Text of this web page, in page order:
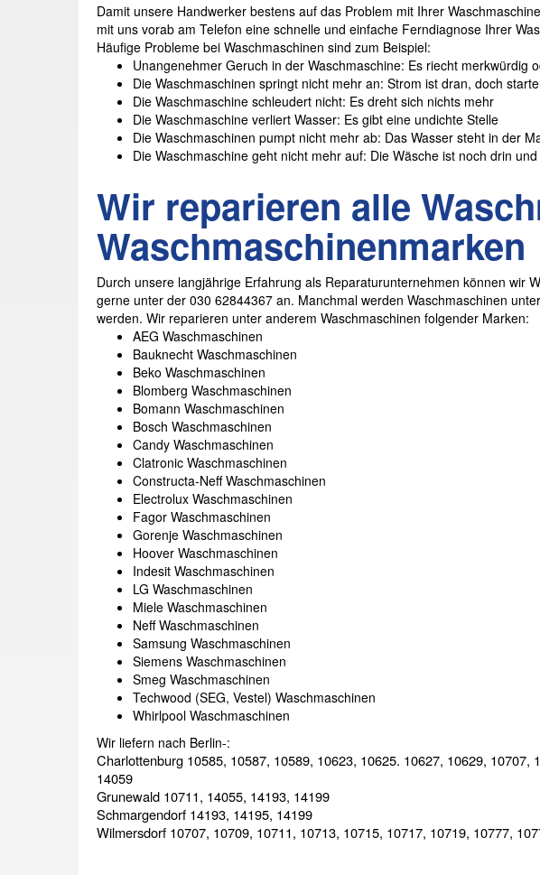
Damit unsere Handwerker bestens auf das Problem mit Ihrer
mit uns vorab am Telefon eine schnelle und einfache Ferndiagnose Ihrer
Häufige Probleme bei Waschmaschinen sind zum Beispiel:
Unangenehmer Geruch in der Waschmaschine: Es riecht merkwürdig
Die Waschmaschinen springt nicht mehr an: Strom ist dran, doch
Die Waschmaschine schleudert nicht: Es dreht sich nichts mehr
Die Waschmaschine verliert Wasser: Es gibt eine undichte Stelle
Die Waschmaschinen pumpt nicht mehr ab: Das Wasser steht in der
Die Waschmaschine geht nicht mehr auf: Die Wäsche ist noch drin
Wir reparieren alle
Waschmaschinenmarken
Durch unsere langjährige Erfahrung als Reparaturunternehmen können wir
gerne unter der 030 62844367 an. Manchmal werden Waschmaschinen
werden. Wir reparieren unter anderem Waschmaschinen folgender Marken:
AEG Waschmaschinen
Bauknecht Waschmaschinen
Beko Waschmaschinen
Blomberg Waschmaschinen
Bomann Waschmaschinen
Bosch Waschmaschinen
Candy Waschmaschinen
Clatronic Waschmaschinen
Constructa-Neff Waschmaschinen
Electrolux Waschmaschinen
Fagor Waschmaschinen
Gorenje Waschmaschinen
Hoover Waschmaschinen
Indesit Waschmaschinen
LG Waschmaschinen
Miele Waschmaschinen
Neff Waschmaschinen
Samsung Waschmaschinen
Siemens Waschmaschinen
Smeg Waschmaschinen
Techwood (SEG, Vestel) Waschmaschinen
Whirlpool Waschmaschinen
Wir liefern nach Berlin-:
Charlottenburg 10585, 10587, 10589, 10623, 10625. 10627, 10629,
14059
Grunewald 10711, 14055, 14193, 14199
Schmargendorf 14193, 14195, 14199
Wilmersdorf 10707, 10709, 10711, 10713, 10715, 10717, 10719, 10777,